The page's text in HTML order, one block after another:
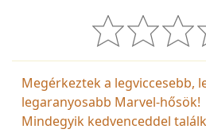
Megérkeztek a legviccesebb,
legaranyosabb Marvel-hősök!
Mindegyik kedvenceddel